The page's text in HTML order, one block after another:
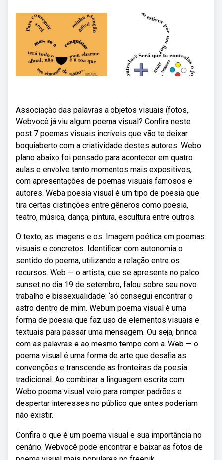
Associação das palavras a objetos visuais (fotos,.
Webvocê já viu algum poema visual? Confira neste
post 7 poemas visuais incríveis que vão te deixar
boquiaberto com a criatividade destes autores. Webo
plano abaixo foi pensado para acontecer em quatro
aulas e envolve tanto momentos mais expositivos,
com apresentações de poemas visuais famosos e
autores. Weba poesia visual é um tipo de poesia que
tira certas distinções entre gêneros como poesia,
teatro, música, dança, pintura, escultura entre outros.
O texto, as imagens e os. Imagem poética em poemas
visuais e concretos. Identificar com autonomia o
sentido do poema, utilizando a relação entre os
recursos. Web — o artista, que se apresenta no palco
sunset no dia 19 de setembro, falou sobre seu novo
trabalho e bissexualidade: ‘só consegui encontrar o
astro dentro de mim. Webum poema visual é uma
forma de poesia que faz uso de elementos visuais e
textuais para passar uma mensagem. Ou seja, brinca
com as palavras e ao mesmo tempo com a. Web — o
poema visual é uma forma de arte que desafia as
convenções e transcende as fronteiras da poesia
tradicional. Ao combinar a linguagem escrita com.
Webo poema visual veio para romper padrões e
despertar interesses no público que antes poderiam
não existir.
Confira o que é um poema visual e sua importância no
cenário. Webvocê pode encontrar e baixar as fotos de